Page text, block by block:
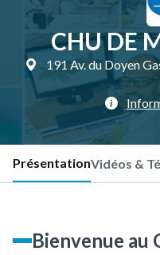
CHU DE
191 Av. du Doyen
PrésentationVidéos &
Bienvenue au